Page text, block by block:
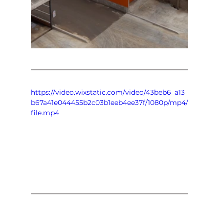
https://video.wixstatic.com/video/43beb6_a13
b67a41e044455b2c03b1eeb4ee37f/1080p/mp4/
file.mp4